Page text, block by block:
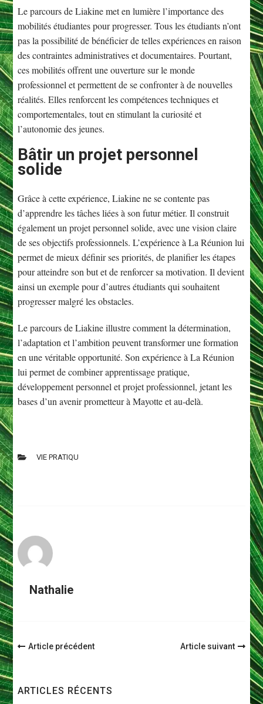
Le parcours de Liakine met en lumière l’importance des
mobilités étudiantes pour progresser. Tous les étudiants n’ont
pas la possibilité de bénéficier de telles expériences en raison
des contraintes administratives et documentaires. Pourtant,
ces mobilités offrent une ouverture sur le monde
professionnel et permettent de se confronter à de nouvelles
réalités. Elles renforcent les compétences techniques et
comportementales, tout en stimulant la curiosité et
l’autonomie des jeunes.
Bâtir un projet personnel
solide
Grâce à cette expérience, Liakine ne se contente pas
d’apprendre les tâches liées à son futur métier. Il construit
également un projet personnel solide, avec une vision claire
de ses objectifs professionnels. L’expérience à La Réunion lui
permet de mieux définir ses priorités, de planifier les étapes
pour atteindre son but et de renforcer sa motivation. Il devient
ainsi un exemple pour d’autres étudiants qui souhaitent
progresser malgré les obstacles.
Le parcours de Liakine illustre comment la détermination,
l’adaptation et l’ambition peuvent transformer une formation
en une véritable opportunité. Son expérience à La Réunion
lui permet de combiner apprentissage pratique,
développement personnel et projet professionnel, jetant les
bases d’un avenir prometteur à Mayotte et au-delà.
VIE PRATIQU
Nathalie
Navigation
Article précédent Article suivant
ARTICLES RÉCENTS